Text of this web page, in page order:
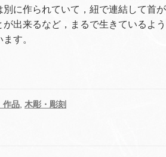
に作られていて，紐で連結して首が
出来るなど，まるで生きているよう
す。
品 木彫・彫刻